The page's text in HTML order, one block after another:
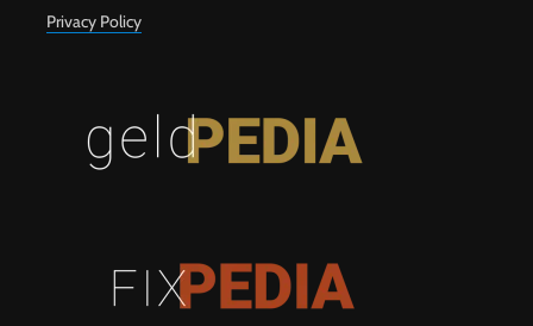
Privacy Policy